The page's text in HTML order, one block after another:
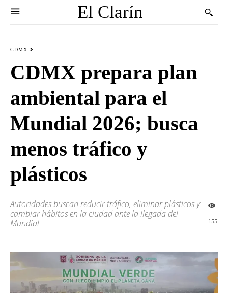
El Clarín
CDMX
CDMX prepara plan
ambiental para el
Mundial 2026; busca
menos tráfico y
plásticos
Autoridades buscan reducir tráfico, eliminar plásticos y
cambiar hábitos en la ciudad ante la llegada del
Mundial
155